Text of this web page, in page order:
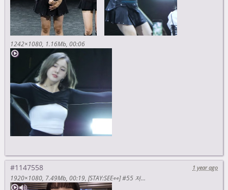
1242×1080 1.16Mb 00:06
#1147558
1 year ago
1920×1080 7.49Mb 00:19 [STAY:SEE👀] #55 저는요! 얼굴이 포인트죠✨ | KCON 2022 SAUDI ARABIA Behind